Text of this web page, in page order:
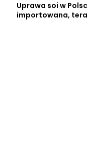
Uprawa soi w
importowana,